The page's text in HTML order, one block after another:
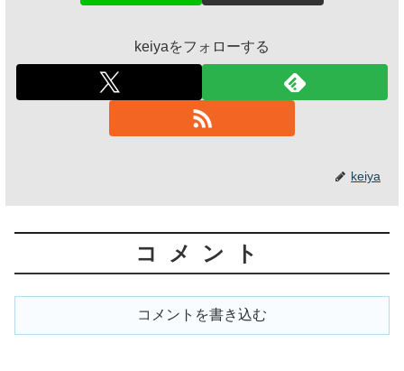
keiyaをフォローする
keiya
コメント
コメントを書き込む